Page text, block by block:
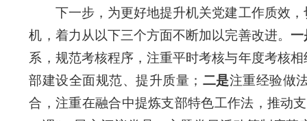
下一步，为更好地提升机关党建工作质效，
机，着力从以下三个方面不断加以完善改进。 一
系，规范考核程序，注重平时考核与年度考核
部建设全面规范、提升质量； 二是注重经验做
合，注重在融合中提炼支部特色工作法，推动